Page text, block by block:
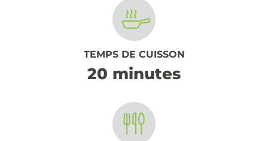
TEMPS DE CUISSON
20 minutes